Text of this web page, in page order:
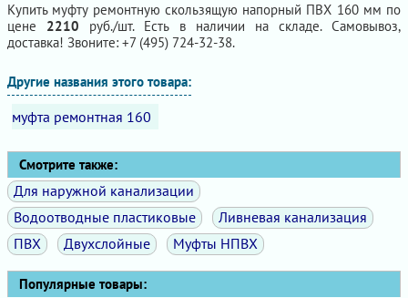
Купить муфту ремонтную скользящую напорный ПВХ 160 мм по
цене 2210 руб./шт. Есть в наличии на складе. Самовывоз,
доставка! Звоните: +7 (495) 724-32-38.
Другие названия этого товара:
муфта ремонтная 160
Смотрите также:
Для наружной канализации
Водоотводные пластиковые
Ливневая канализация
ПВХ
Двухслойные Муфты НПВХ
Популярные товары: